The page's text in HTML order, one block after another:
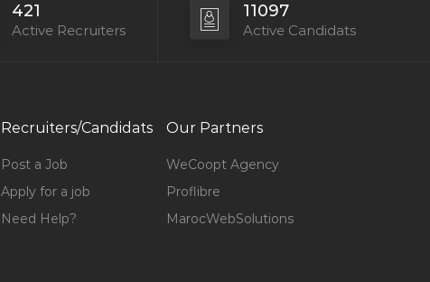
421
Active Recruiters
11097
Active Candidats
Recruiters/Candidats
Post a Job
Apply for a job
Need Help?
Our Partners
WeCoopt Agency
Proflibre
MarocWebSolutions